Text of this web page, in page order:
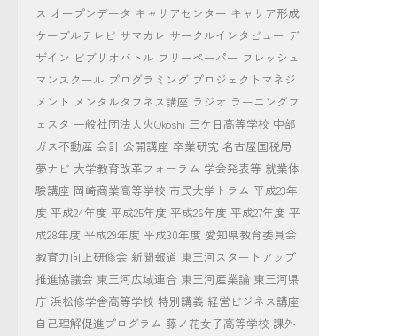
ス オープンデータ キャリアセンター キャリア形成
ケーブルテレビ サマカレ サークルインタビュー デ
ザイン ビブリオバトル フリーペーパー フレッシュ
マンスクール プログラミング プロジェクトマネジ
メント メンタルタフネス講座 ラジオ ラーニングフ
ェスタ 一般社団法人火Okoshi 三ケ日高等学校 中部
ガス不動産 会計 公開講座 卒業研究 名古屋国税局
夢ナビ 大学教育改革フォーラム 学会発表等 就業体
験講座 岡崎商業高等学校 市民大学トラム 平成23年
度 平成24年度 平成25年度 平成26年度 平成27年度 平
成28年度 平成29年度 平成30年度 愛知県教育委員会
教育力向上研修会 新聞報道 東三河スタートアップ
推進協議会 東三河広域連合 東三河産業論 東三河県
庁 浜松修学舎高等学校 特別講義 経営ビジネス講座
自己理解促進プログラム 藤ノ花女子高等学校 課外